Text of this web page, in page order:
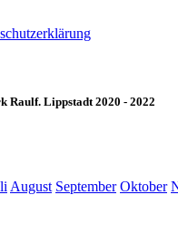
Raulf. Lippstadt 2020 - 2022
August September Oktober